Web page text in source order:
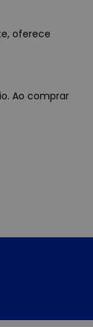
oferece
Ao comprar